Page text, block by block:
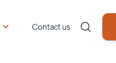
Contact us